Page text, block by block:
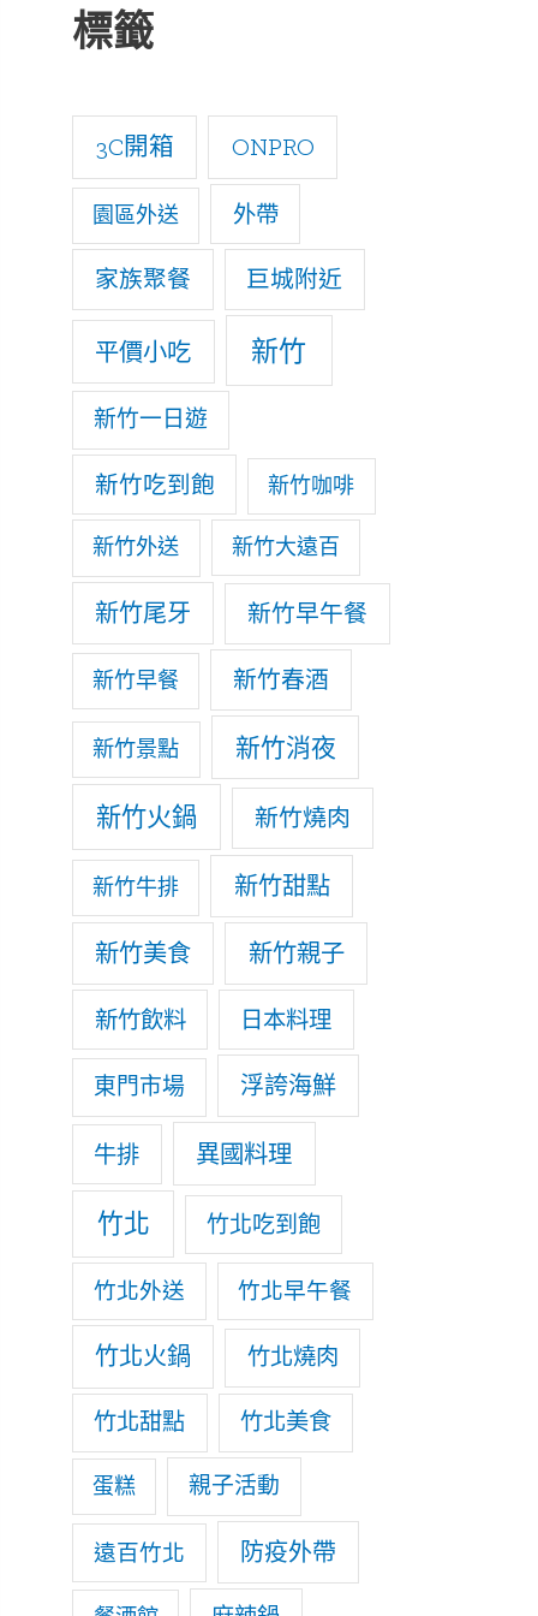
c
o
r
標籤
3C開箱 ONPRO
園區外送 外帶
家族聚餐 巨城附近
平價小吃 新竹
新竹一日遊
新竹吃到飽 新竹咖啡
新竹外送 新竹大遠百
新竹尾牙 新竹早午餐
新竹早餐 新竹春酒
新竹景點 新竹消夜
新竹火鍋 新竹燒肉
新竹牛排 新竹甜點
新竹美食 新竹親子
新竹飲料 日本料理
東門市場 浮誇海鮮
牛排 異國料理
竹北 竹北吃到飽
竹北外送 竹北早午餐
竹北火鍋 竹北燒肉
竹北甜點 竹北美食
蛋糕 親子活動
遠百竹北 防疫外帶